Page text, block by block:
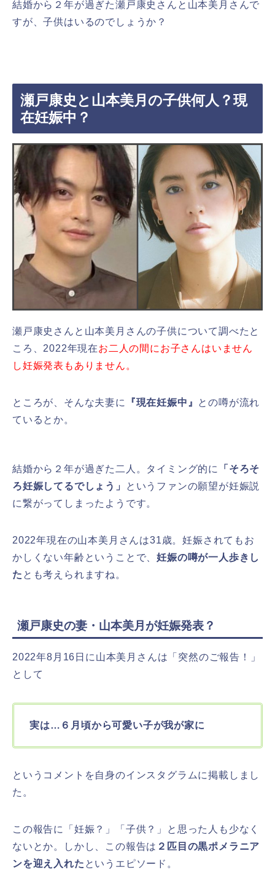
結婚から２年が過ぎた瀬戸康史さんと山本美月さんで
すが、子供はいるのでしょうか？
瀬戸康史と山本美月の子供何人？現
在妊娠中？
瀬戸康史さんと山本美月さんの子供について調べたと
ころ、2022年現在お二人の間にお子さんはいません
し妊娠発表もありません。
ところが、そんな夫妻に 『現在妊娠中』 との噂が流れ
ているとか。
結婚から２年が過ぎた二人。タイミング的に
「そろそ
ろ妊娠してるでしょう」
というファンの願望が妊娠説
に繋がってしまったようです。
2022年現在の山本美月さんは31歳。妊娠されてもお
かしくない年齢ということで、妊娠の噂が一人歩きし
た とも考えられますね。
瀬戸康史の妻・山本美月が妊娠発表？
2022年8月16日に山本美月さんは「突然のご報告！」
として
実は…６月頃から可愛い子が我が家に
というコメントを自身のインスタグラムに掲載しまし
た。
この報告に「妊娠？」「子供？」と思った人も少なく
ないとか。しかし、この報告は ２匹目の黒ポメラニア
ンを迎え入れた というエピソード。